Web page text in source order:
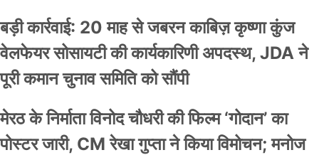
बड़ी कार्रवाई: 20 माह से जबरन काबिज़ कृष्णा कुंज
वेलफेयर सोसायटी की कार्यकारिणी अपदस्थ, JDA ने
पूरी कमान चुनाव समिति को सौंपी
मेरठ के निर्माता विनोद चौधरी की फिल्म ‘गोदान’ का
पोस्टर जारी, CM रेखा गुप्ता ने किया विमोचन; मनोज